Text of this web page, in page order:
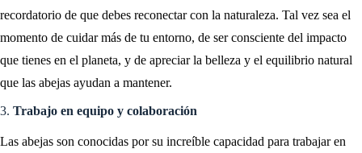
recordatorio de que debes reconectar con la naturaleza. Tal vez sea el
momento de cuidar más de tu entorno, de ser consciente del impacto
que tienes en el planeta, y de apreciar la belleza y el equilibrio natural
que las abejas ayudan a mantener.
3. Trabajo en equipo y colaboración
Las abejas son conocidas por su increíble capacidad para trabajar en